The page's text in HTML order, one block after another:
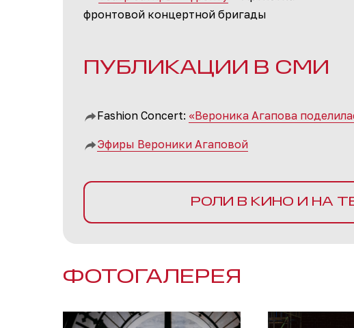
фронтовой концертной бригады
ПУБЛИКАЦИИ В СМИ
Fashion Concert: «Вероника Агапова
Эфиры Вероники Агаповой
РОЛИ В КИНО И НА
ФОТОГАЛЕРЕЯ